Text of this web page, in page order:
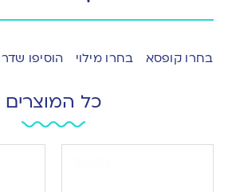
בחרו קופסא בחרו מילוי הוסיפו
כל המוצרים